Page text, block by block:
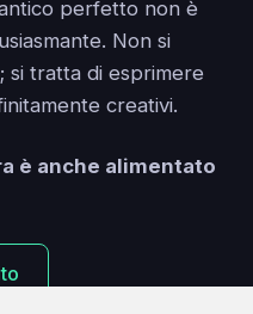
perfetto non è
Non si
si tratta di esprimere
creativi.
è anche alimentato